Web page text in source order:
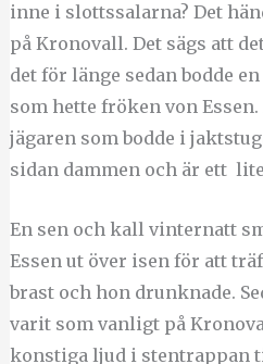
inne i slottssalarna? Det
på Kronovall. Det sägs att
det för länge sedan bodde
som hette fröken von
jägaren som bodde i
sidan dammen och är ett
En sen och kall vinternatt
Essen ut över isen för att
brast och hon drunknade.
varit som vanligt på
konstiga ljud i stentrappan